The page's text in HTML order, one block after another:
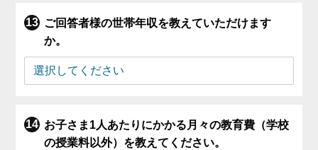
ご回答者様の世帯年収を教えていただけます
か。
お子さま1人あたりにかかる月々の教育費（学校
の授業料以外）を教えてください。